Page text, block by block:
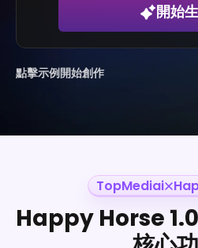
開始
點擊示例開始創作
TopMediai
Happy Horse